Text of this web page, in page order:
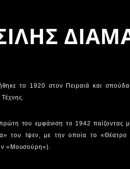
το 1920 στον Πειραιά και
του εμφάνιση το 1942 παίζοντας
του Ιψεν, με την οποία το
«Μουσούρη»).